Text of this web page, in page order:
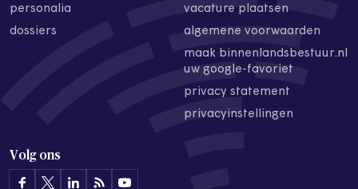
personalia
dossiers
vacature plaatsen
algemene voorwaarden
maak binnenlandsbestuur.nl
uw google-favoriet
privacy statement
privacyinstellingen
Volg ons